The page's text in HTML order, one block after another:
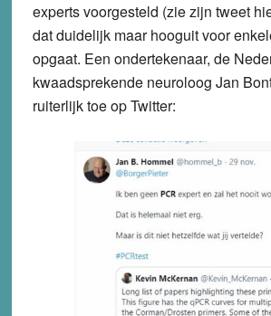
experts voorgesteld (zie zijn tweet
dat duidelijk maar hooguit voor
opgaat. Een ondertekenaar, de
kwaadsprekende neuroloog Jan
ruiterlijk toe op Twitter: